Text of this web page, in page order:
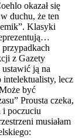
okazał się
duchu, że ten
Klasyki
z Gazety
ją na
intelektualisty, lecz
być
Prousta czeka,
i poczuciu
musiałam